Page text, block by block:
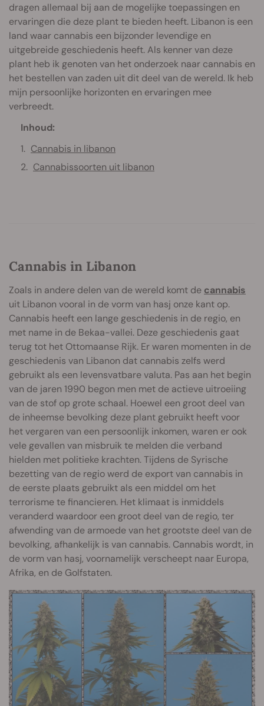
dragen allemaal bij aan de mogelijke toepassingen en
ervaringen die deze plant te bieden heeft. Libanon is een
land waar cannabis een bijzonder levendige en
uitgebreide geschiedenis heeft. Als kenner van deze
plant heb ik genoten van het onderzoek naar cannabis en
het bestellen van zaden uit dit deel van de wereld. Ik heb
mijn persoonlijke horizonten en ervaringen mee
verbreedt.
Inhoud:
Cannabis in libanon
Cannabissoorten uit libanon
Cannabis in Libanon
Zoals in andere delen van de wereld komt de cannabis
uit Libanon vooral in de vorm van hasj onze kant op.
Cannabis heeft een lange geschiedenis in de regio, en
met name in de Bekaa-vallei. Deze geschiedenis gaat
terug tot het Ottomaanse Rijk. Er waren momenten in de
geschiedenis van Libanon dat cannabis zelfs werd
gebruikt als een levensvatbare valuta. Pas aan het begin
van de jaren 1990 begon men met de actieve uitroeiing
van de stof op grote schaal. Hoewel een groot deel van
de inheemse bevolking deze plant gebruikt heeft voor
het vergaren van een persoonlijk inkomen, waren er ook
vele gevallen van misbruik te melden die verband
hielden met politieke krachten. Tijdens de Syrische
bezetting van de regio werd de export van cannabis in
de eerste plaats gebruikt als een middel om het
terrorisme te financieren. Het klimaat is inmiddels
veranderd waardoor een groot deel van de regio, ter
afwending van de armoede van het grootste deel van de
bevolking, afhankelijk is van cannabis. Cannabis wordt, in
de vorm van hasj, voornamelijk verscheept naar Europa,
Afrika, en de Golfstaten.